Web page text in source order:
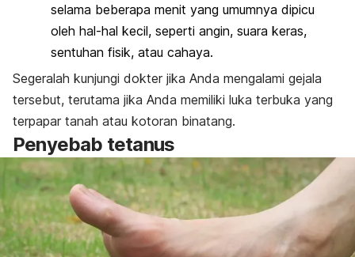
selama beberapa menit yang umumnya dipicu
oleh hal-hal kecil, seperti angin, suara keras,
sentuhan fisik, atau cahaya.
Segeralah kunjungi dokter jika Anda mengalami gejala
tersebut, terutama jika Anda memiliki luka terbuka yang
terpapar tanah atau kotoran binatang.
Penyebab tetanus